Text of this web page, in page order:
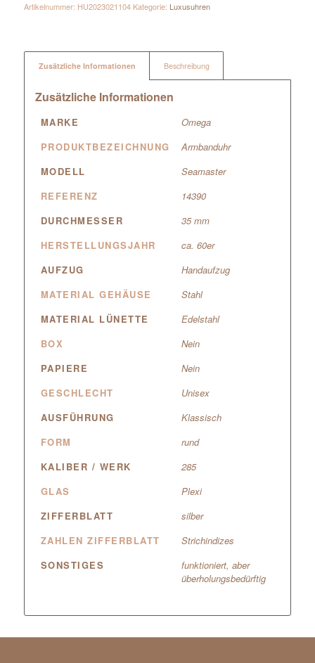
Artikelnummer: HU2023021104 Kategorie: Luxusuhren
Zusätzliche Informationen Beschreibung
Zusätzliche Informationen
MARKE
Omega
PRODUKTBEZEICHNUNG
Armbanduhr
MODELL
Seamaster
REFERENZ
14390
DURCHMESSER
35 mm
HERSTELLUNGSJAHR
ca. 60er
AUFZUG
Handaufzug
MATERIAL GEHÄUSE
Stahl
MATERIAL LÜNETTE
Edelstahl
BOX
Nein
PAPIERE
Nein
GESCHLECHT
Unisex
AUSFÜHRUNG
Klassisch
FORM
rund
KALIBER / WERK
285
GLAS
Plexi
ZIFFERBLATT
silber
ZAHLEN ZIFFERBLATT
Strichindizes
SONSTIGES
funktioniert, aber
überholungsbedürftig